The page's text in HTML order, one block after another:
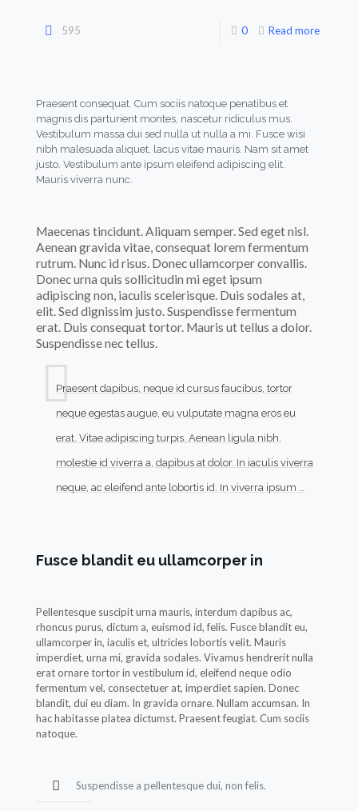
595 0 Read more
Praesent consequat. Cum sociis natoque penatibus et
magnis dis parturient montes, nascetur ridiculus mus.
Vestibulum massa dui sed nulla ut nulla a mi. Fusce wisi
nibh malesuada aliquet, lacus vitae mauris. Nam sit amet
justo. Vestibulum ante ipsum eleifend adipiscing elit.
Mauris viverra nunc.
Maecenas tincidunt. Aliquam semper. Sed eget nisl.
Aenean gravida vitae, consequat lorem fermentum
rutrum. Nunc id risus. Donec ullamcorper convallis.
Donec urna quis sollicitudin mi eget ipsum
adipiscing non, iaculis scelerisque. Duis sodales at,
elit. Sed dignissim justo. Suspendisse fermentum
erat. Duis consequat tortor. Mauris ut tellus a dolor.
Suspendisse nec tellus.
Praesent dapibus, neque id cursus faucibus, tortor
neque egestas augue, eu vulputate magna eros eu
erat. Vitae adipiscing turpis. Aenean ligula nibh,
molestie id viverra a, dapibus at dolor. In iaculis viverra
neque, ac eleifend ante lobortis id. In viverra ipsum …
Fusce blandit eu ullamcorper in
Pellentesque suscipit urna mauris, interdum dapibus ac,
rhoncus purus, dictum a, euismod id, felis. Fusce blandit eu,
ullamcorper in, iaculis et, ultricies lobortis velit. Mauris
imperdiet, urna mi, gravida sodales. Vivamus hendrerit nulla
erat ornare tortor in vestibulum id, eleifend neque odio
fermentum vel, consectetuer at, imperdiet sapien. Donec
blandit, dui eu diam. In gravida ornare. Nullam accumsan. In
hac habitasse platea dictumst. Praesent feugiat. Cum sociis
natoque.
Suspendisse a pellentesque dui, non felis.